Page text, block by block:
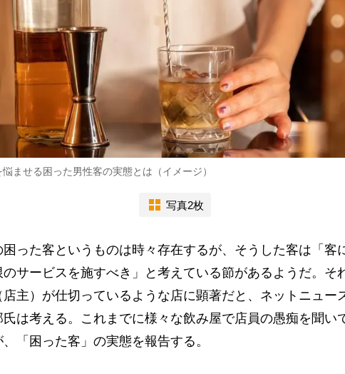
ませる困った男性客の実態とは（イメージ）
写真2枚
った客というものは時々存在するが、そうした客は「客
のサービスを施すべき」と考えている節があるようだ。そ
主）が仕切っているような店に顕著だと、ネットニュー
氏は考える。これまでに様々な飲み屋で店員の愚痴を聞い
「困った客」の実態を報告する。